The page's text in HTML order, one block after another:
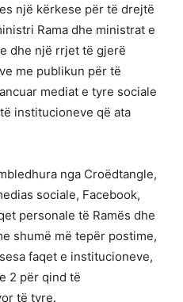
një kërkese për të drejtë
Rama dhe ministrat e
dhe një rrjet të gjerë
me publikun për të
mediat e tyre sociale
institucioneve që ata
nga Croëdtangle,
sociale, Facebook,
personale të Ramës dhe
shumë më tepër postime,
faqet e institucioneve,
2 për qind të
të tyre.